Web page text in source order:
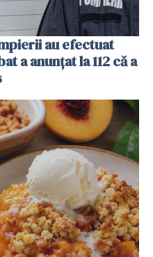
au efectuat
a anunțat la 112 că a